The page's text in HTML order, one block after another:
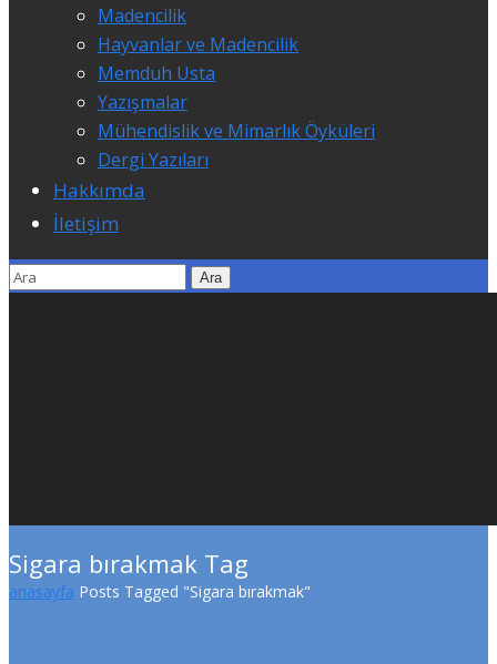
Madencilik
Hayvanlar ve Madencilik
Memduh Usta
Yazışmalar
Mühendislik ve Mimarlık Öyküleri
Dergi Yazıları
Hakkımda
İletişim
Sigara bırakmak Tag
anasayfa Posts Tagged "Sigara bırakmak"